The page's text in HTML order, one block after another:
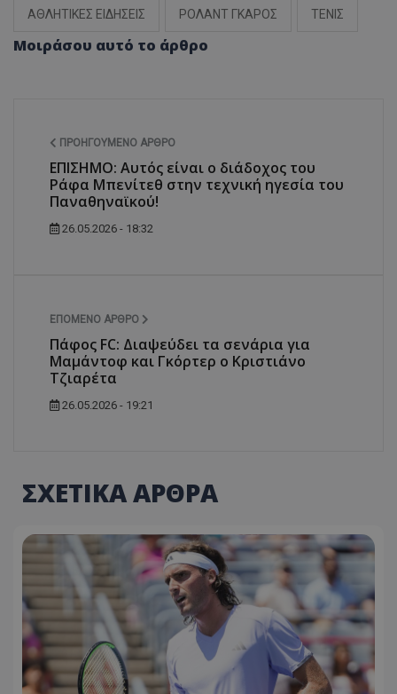
ΑΘΛΗΤΙΚΕΣ ΕΙΔΗΣΕΙΣ ΡΟΛΑΝΤ ΓΚΑΡΟΣ ΤΕΝΙΣ
Μοιράσου αυτό το άρθρο
ΠΡΟΗΓΟΎΜΕΝΟ ΆΡΘΡΟ
ΕΠΙΣΗΜΟ: Αυτός είναι ο διάδοχος του
Ράφα Μπενίτεθ στην τεχνική ηγεσία του
Παναθηναϊκού!
26.05.2026 - 18:32
ΕΠΌΜΕΝΟ ΆΡΘΡΟ
Πάφος FC: Διαψεύδει τα σενάρια για
Μαμάντοφ και Γκόρτερ ο Κριστιάνο
Τζιαρέτα
26.05.2026 - 19:21
ΣΧΕΤΙΚΑ ΑΡΘΡΑ